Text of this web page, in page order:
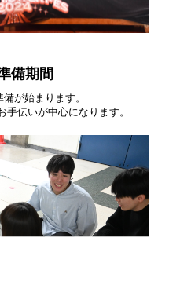
備期間
が始まります。
伝いが中心になります。